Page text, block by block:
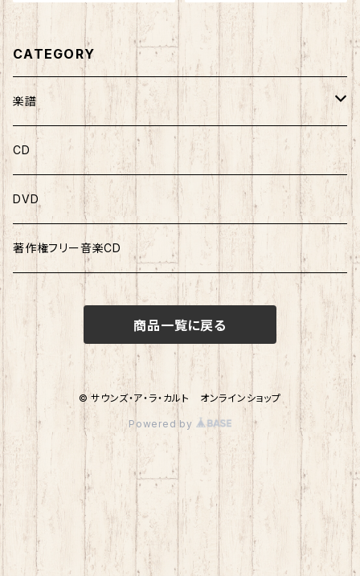
CATEGORY
楽譜
ソロ曲集
ソロピース
連弾曲集
連弾ピース
CD
DVD
著作権フリー音楽CD
商品一覧に戻る
© サウンズ・ア・ラ・カルト オンラインショップ
Powered by